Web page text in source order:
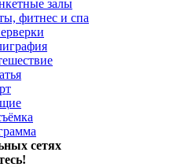
залы
фитнес и спа
сетях